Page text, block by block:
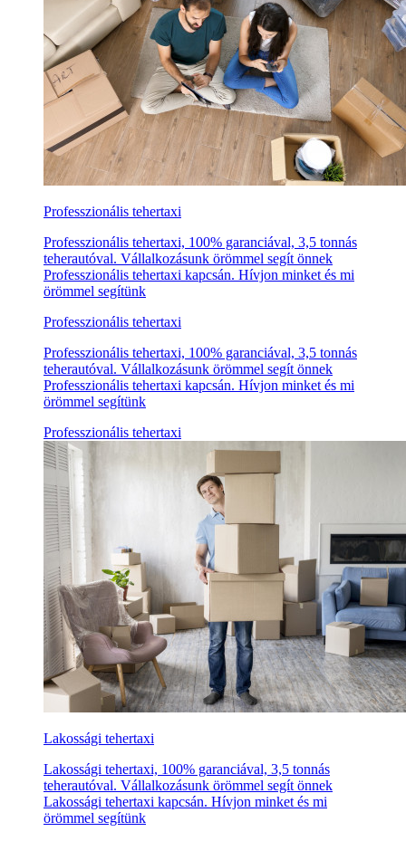
Professzionális tehertaxi
Professzionális tehertaxi, 100% garanciával, 3,5 tonnás
teherautóval. Vállalkozásunk örömmel segít önnek
Professzionális tehertaxi kapcsán. Hívjon minket és mi
örömmel segítünk
Professzionális tehertaxi
Professzionális tehertaxi, 100% garanciával, 3,5 tonnás
teherautóval. Vállalkozásunk örömmel segít önnek
Professzionális tehertaxi kapcsán. Hívjon minket és mi
örömmel segítünk
Professzionális tehertaxi
Lakossági tehertaxi
Lakossági tehertaxi, 100% garanciával, 3,5 tonnás
teherautóval. Vállalkozásunk örömmel segít önnek
Lakossági tehertaxi kapcsán. Hívjon minket és mi
örömmel segítünk